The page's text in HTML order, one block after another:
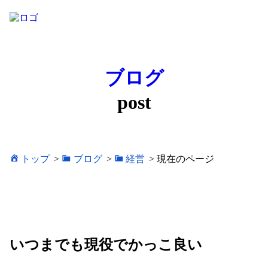
ブログ
post
トップ > ブログ > 経営 >現在のページ
いつまでも現役でかっこ良い